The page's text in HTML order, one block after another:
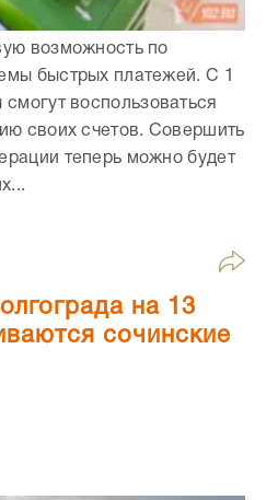
возможность по
быстрых платежей. С 1
воспользоваться
своих счетов. Совершить
теперь можно будет
на 13
сочинские